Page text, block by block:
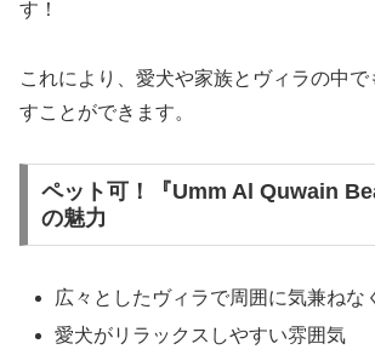
す！
これにより、愛犬や家族とヴィラの中
すことができます。
ペット可！『Umm Al Quwain
の魅力
広々としたヴィラで周囲に気兼ねな
愛犬がリラックスしやすい雰囲気